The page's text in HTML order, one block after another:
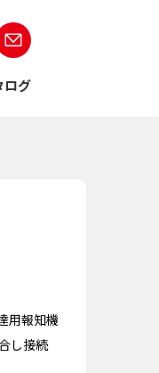
ログ
用報知機
し接続